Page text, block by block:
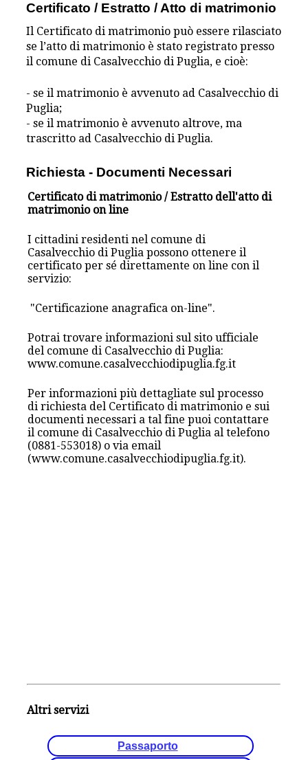
Certificato / Estratto / Atto di matrimonio
Il Certificato di matrimonio può essere rilasciato
se l’atto di matrimonio è stato registrato presso
il comune di Casalvecchio di Puglia, e cioè:
- se il matrimonio è avvenuto ad Casalvecchio di
Puglia;
- se il matrimonio è avvenuto altrove, ma
trascritto ad Casalvecchio di Puglia.
Richiesta - Documenti Necessari
Certificato di matrimonio / Estratto dell'atto di
matrimonio on line
I cittadini residenti nel comune di
Casalvecchio di Puglia possono ottenere il
certificato per sé direttamente on line con il
servizio:
"Certificazione anagrafica on-line".
Potrai trovare informazioni sul sito ufficiale
del comune di Casalvecchio di Puglia:
www.comune.casalvecchiodipuglia.fg.it
Per informazioni più dettagliate sul processo
di richiesta del Certificato di matrimonio e sui
documenti necessari a tal fine puoi contattare
il comune di Casalvecchio di Puglia al telefono
(0881-553018) o via email
(www.comune.casalvecchiodipuglia.fg.it).
Altri servizi
Passaporto